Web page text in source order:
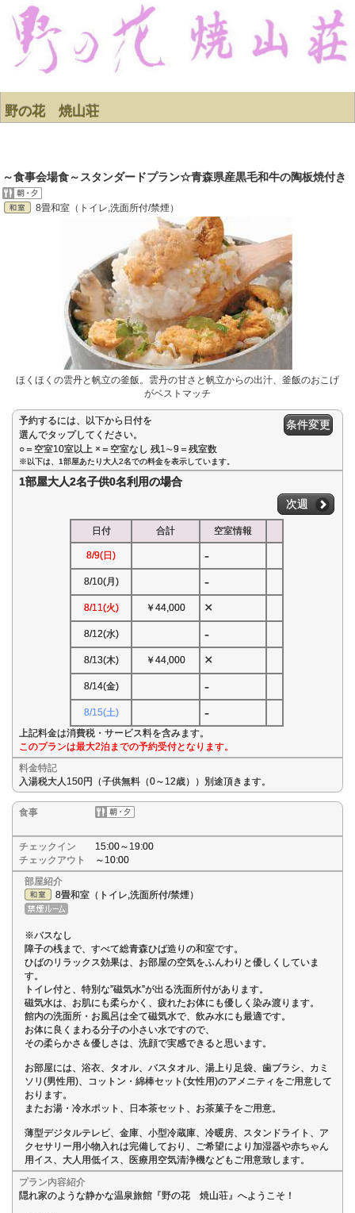
野の花 焼山荘
～食事会場食～スタンダードプラン☆青森県産黒毛和牛の陶板焼付き
8畳和室（トイレ,洗面所付/禁煙）
ほくほくの雲丹と帆立の釜飯。雲丹の甘さと帆立からの出汁、釜飯のおこげ
がベストマッチ
予約するには、以下から日付を
選んでタップしてください。
○＝空室10室以上 ×＝空室なし 残1∼9＝残室数
条件変更
※以下は、1部屋あたり大人2名での料金を表示しています。
1部屋大人2名子供0名利用の場合
次週
日付 合計 空室情報
8/9(日) -
8/10(月) -
8/11(火) ￥44,000 ×
8/12(水) -
8/13(木) ￥44,000 ×
8/14(金) -
8/15(土) -
上記料金は消費税・サービス料を含みます。
このプランは最大2泊までの予約受付となります。
料金特記
入湯税大人150円（子供無料（0～12歳））別途頂きます。
食事
チェックイン
15:00～19:00
チェックアウト
～10:00
部屋紹介
8畳和室（トイレ,洗面所付/禁煙）
※バスなし
障子の桟まで、すべて総青森ひば造りの和室です。
ひばのリラックス効果は、お部屋の空気をふんわりと優しくしていま
す。
トイレ付と、特別な”磁気水”が出る洗面所付があります。
磁気水は、お肌にも柔らかく、疲れたお体にも優しく染み渡ります。
館内の洗面所・お風呂は全て磁気水で、飲み水にも最適です。
お体に良くまわる分子の小さい水ですので、
その柔らかさ＆優しさは、洗顔で実感できると思います。
お部屋には、浴衣、タオル、バスタオル、湯上り足袋、歯ブラシ、カミ
ソリ(男性用)、コットン・綿棒セット(女性用)のアメニティをご用意して
おります。
またお湯・冷水ポット、日本茶セット、お茶菓子をご用意。
薄型デジタルテレビ、金庫、小型冷蔵庫、冷暖房、スタンドライト、ア
クセサリー用小物入れは完備しており、ご希望により加湿器や赤ちゃん
用イス、大人用低イス、医療用空気清浄機などもご用意致します。
プラン内容紹介
隠れ家のような静かな温泉旅館『野の花 焼山荘』へようこそ！